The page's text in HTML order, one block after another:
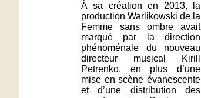
À sa création en 2013, la
production Warlikowski de la
Femme sans ombre avait
marqué par la direction
phénoménale du nouveau
directeur musical Kirill
Petrenko, en plus d’une
mise en scène évanescente
et d’une distribution des